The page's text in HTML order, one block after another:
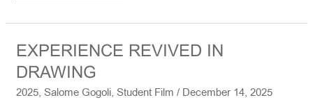
EXPERIENCE REVIVED IN
DRAWING
2025, Salome Gogoli, Student Film / December 14, 2025
EXPERIENCE
REVIVED
IN
DRAWING